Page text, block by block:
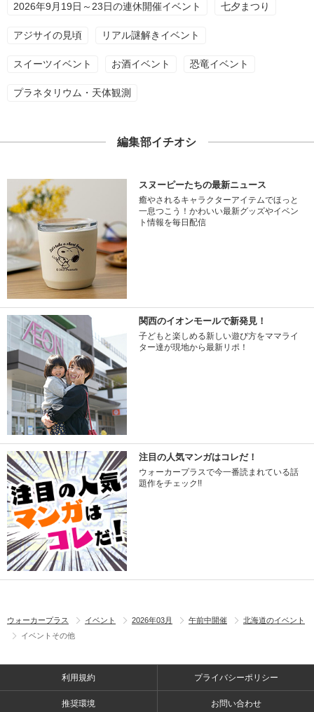
2026年9月19日～23日の連休開催イベント 七夕まつり
アジサイの見頃 リアル謎解きイベント
スイーツイベント お酒イベント 恐竜イベント
プラネタリウム・天体観測
編集部イチオシ
スヌーピーたちの最新ニュース
癒やされるキャラクターアイテムでほっと
一息つこう！かわいい最新グッズやイベン
ト情報を毎日配信
関西のイオンモールで新発見！
子どもと楽しめる新しい遊び方をママライ
ター達が現地から最新リポ！
注目の人気マンガはコレだ！
ウォーカープラスで今一番読まれている話
題作をチェック!!
ウォーカープラス イベント 2026年03月 午前中開催
北海道のイベント
イベントその他
利用規約 プライバシーポリシー
推奨環境 お問い合わせ